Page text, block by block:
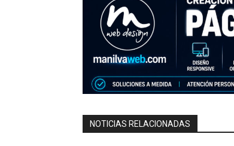
NOTICIAS RELACIONADAS